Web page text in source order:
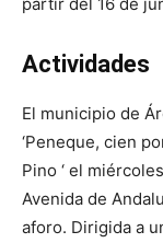
Actividades
El municipio de
‘Peneque, cien
Pino ‘ el
Avenida de
aforo. Dirigida a